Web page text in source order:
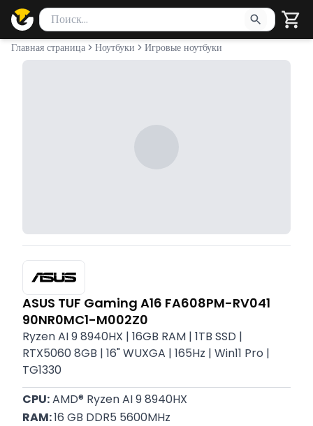
Поиск товаров
Введите минимум 2 символа для поиска. Нажмите Enter
Главная страница Ноутбуки Игровые ноутбуки
ASUS TUF Gaming A16 FA608PM-RV041
90NR0MC1-M002Z0
Ryzen AI 9 8940HX | 16GB RAM | 1TB SSD |
RTX5060 8GB | 16" WUXGA | 165Hz | Win11 Pro |
TG1330
CPU: AMD® Ryzen AI 9 8940HX
RAM: 16 GB DDR5 5600MHz